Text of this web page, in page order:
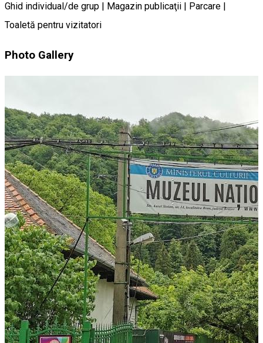
Ghid individual/de grup | Magazin publicaţii | Parcare |
Toaletă pentru vizitatori
Photo Gallery